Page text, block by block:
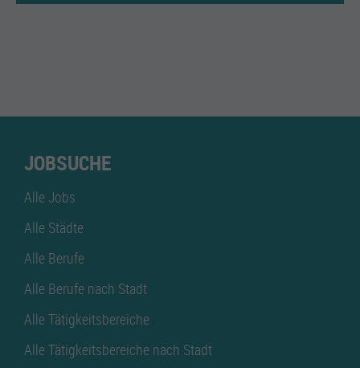
JOBSUCHE
Alle Jobs
Alle Städte
Alle Berufe
Alle Berufe nach Stadt
Alle Tätigkeitsbereiche
Alle Tätigkeitsbereiche nach Stadt